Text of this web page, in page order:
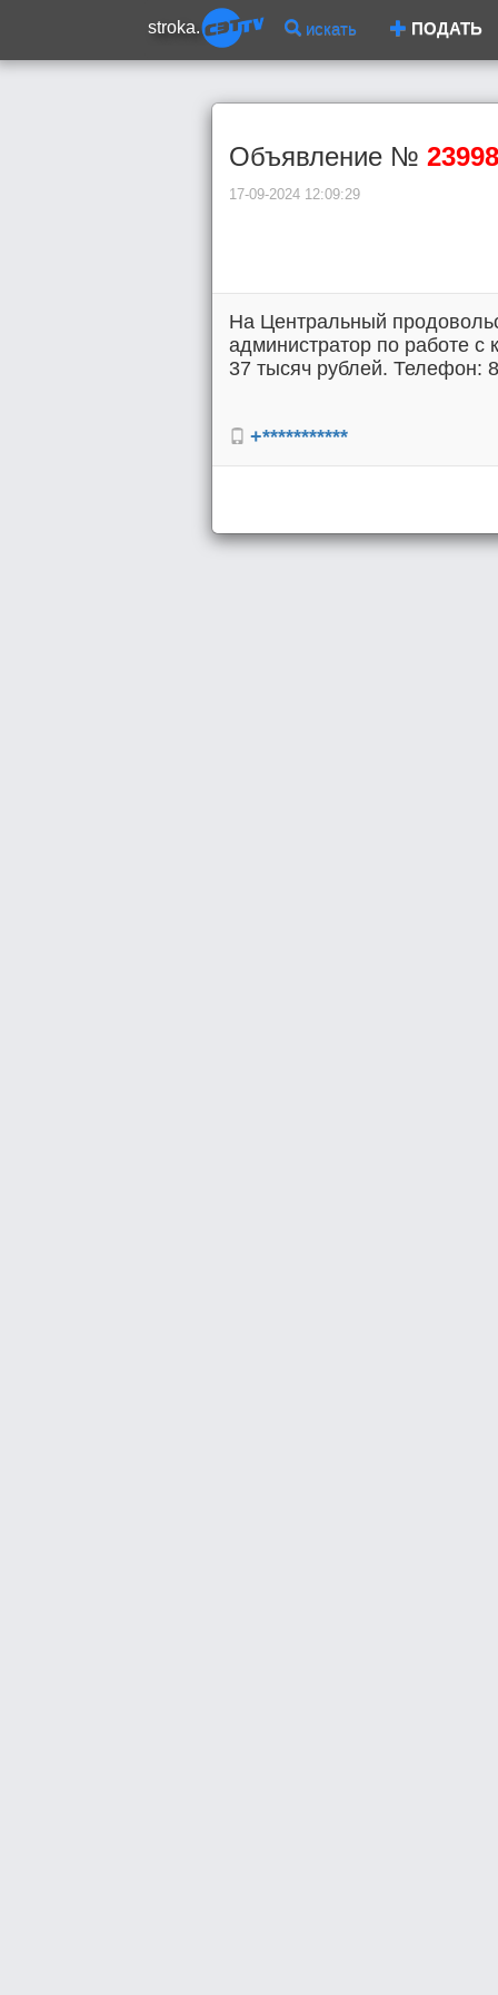
stroka. искать ПОДАТЬ
Объявление № 23998
17-09-2024 12:09:29
На Центральный
администратор по работе
37 тысяч рублей. Телефон:
+***********